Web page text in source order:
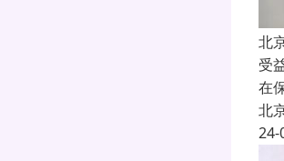
北
受
在
北
24-